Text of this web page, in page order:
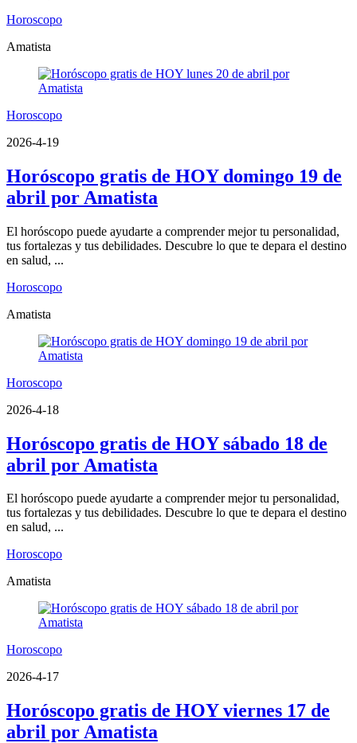
Horoscopo
Amatista
Horoscopo
2026-4-19
Horóscopo gratis de HOY domingo 19 de
abril por Amatista
El horóscopo puede ayudarte a comprender mejor tu personalidad,
tus fortalezas y tus debilidades. Descubre lo que te depara el destino
en salud, ...
Horoscopo
Amatista
Horoscopo
2026-4-18
Horóscopo gratis de HOY sábado 18 de
abril por Amatista
El horóscopo puede ayudarte a comprender mejor tu personalidad,
tus fortalezas y tus debilidades. Descubre lo que te depara el destino
en salud, ...
Horoscopo
Amatista
Horoscopo
2026-4-17
Horóscopo gratis de HOY viernes 17 de
abril por Amatista